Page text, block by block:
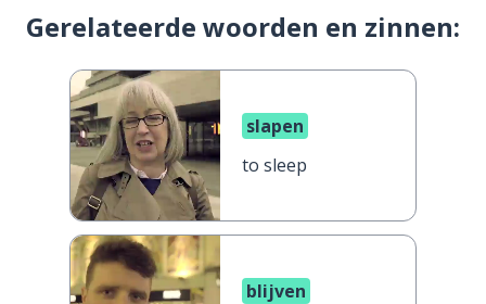
Gerelateerde woorden en zinnen:
slapen
to sleep
blijven